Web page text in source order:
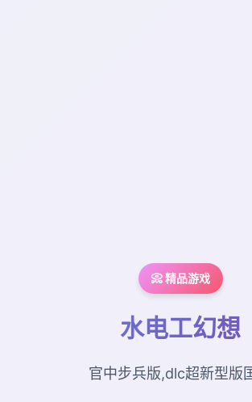
📀 精品游戏
水电工幻想
官中步兵版,dlc超新型版